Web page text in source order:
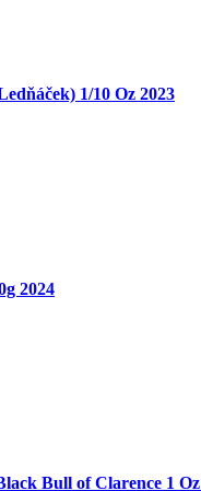
1/10 Oz 2023
2024
Bull of Clarence 1